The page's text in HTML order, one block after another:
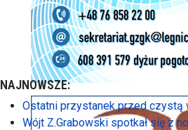
NAJNOWSZE:
Ostatni przystanek przed czystą
Wójt Z.Grabowski spotkał się z